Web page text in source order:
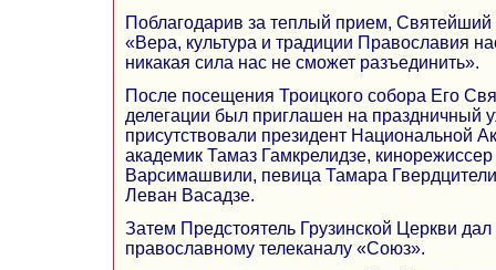
Поблагодарив за теплый прием,
«Вера, культура и традиции Православия
никакая сила нас не сможет разъединить».
После посещения Троицкого собора Его
делегации был приглашен на праздничный
присутствовали президент Национальной
академик Тамаз Гамкрелидзе,
Варсимашвили, певица Тамара
Леван Васадзе.
Затем Предстоятель Грузинской Церкви
православному телеканалу «Союз».